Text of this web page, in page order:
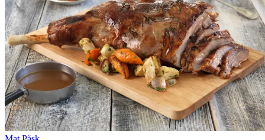
Sök
Öppettider
Praktisk information
Lediga jobb
Magasin